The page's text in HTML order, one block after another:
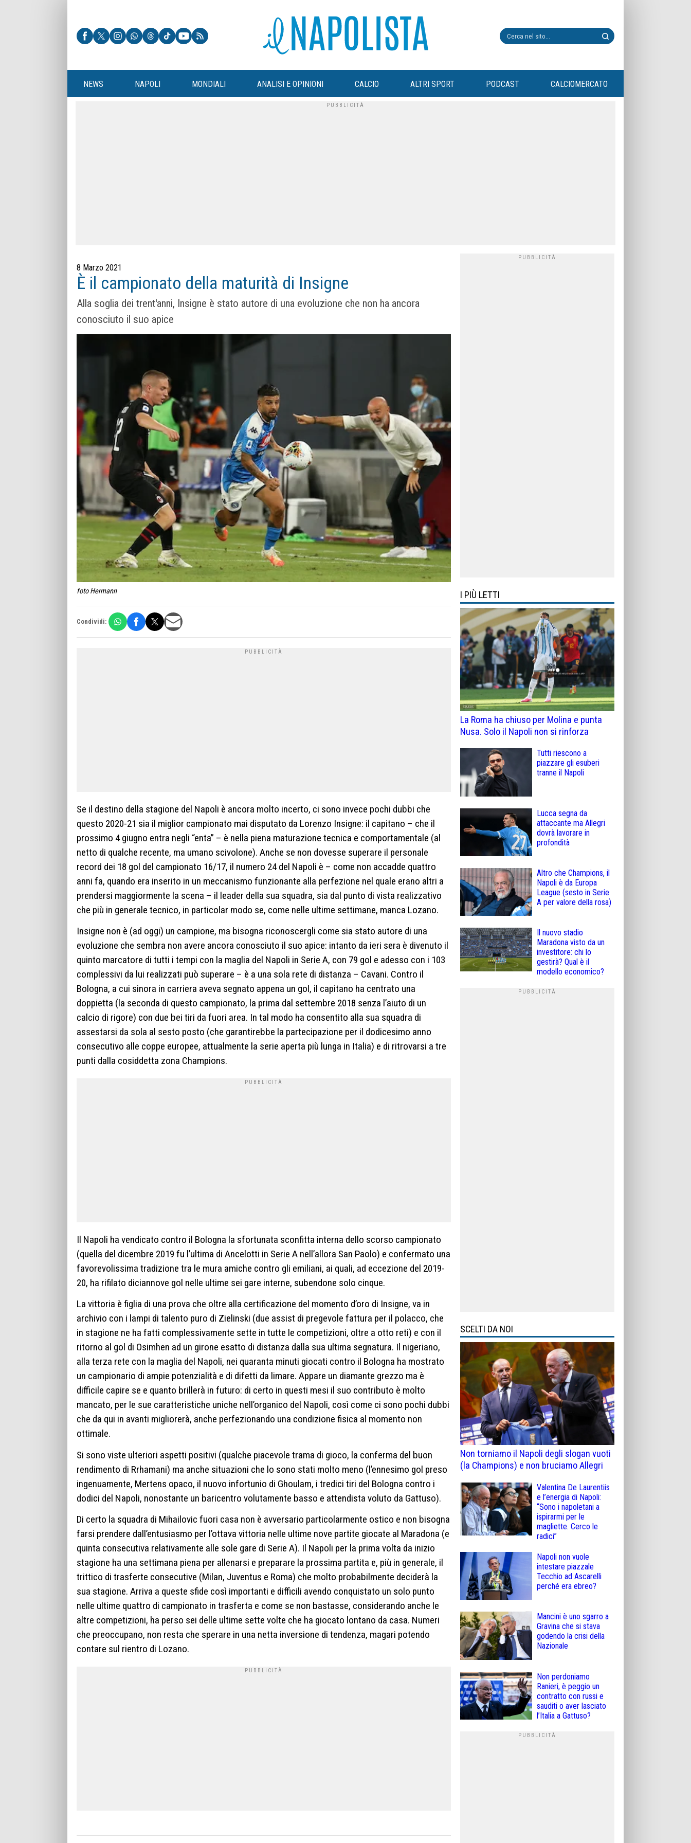
NEWS NAPOLI MONDIALI ANALISI E OPINIONI CALCIO ALTRI SPORT PODCAST CALCIOMERCATO
8 Marzo 2021
È il campionato della maturità di Insigne
Alla soglia dei trent'anni, Insigne è stato autore di una evoluzione che non ha ancora
conosciuto il suo apice
foto Hermann
Condividi:
Se il destino della stagione del Napoli è ancora molto incerto, ci sono invece pochi dubbi che
questo 2020-21 sia il miglior campionato mai disputato da Lorenzo Insigne: il capitano – che il
prossimo 4giugno entra negli “enta” – è nella piena maturazione tecnica e comportamentale (al
netto di qualche recente, ma umano scivolone). Anche se non dovesse superare il personale
record dei 18 gol del campionato 16/17, il numero 24 del Napoli è – come non accadde quattro
anni fa, quando era inserito in un meccanismo funzionante alla perfezione nel quale erano altri a
prendersi maggiormente la scena – il leader della sua squadra, sia dal punto di vista realizzativo
che più in generale tecnico, in particolar modo se, come nelle ultime settimane, manca Lozano.
Insigne non è (ad oggi) un campione, ma bisogna riconoscergli come sia stato autore di una
evoluzione che sembra non avere ancora conosciuto il suo apice: intanto da ieri sera è divenuto il
quinto marcatore di tutti i tempi con la maglia del Napoli in Serie A, con 79 gol e adesso con i 103
complessivi da lui realizzati può superare – è a una sola rete di distanza – Cavani. Contro il
Bologna, a cui sinora in carriera aveva segnato appena un gol, il capitano ha centrato una
doppietta (la seconda di questo campionato, la prima dal settembre 2018 senza l’aiuto di un
calcio di rigore) con due bei tiri da fuori area. In tal modo ha consentito alla sua squadra di
assestarsi da sola al sesto posto (che garantirebbe la partecipazione per il dodicesimo anno
consecutivo alle coppe europee, attualmente la serie aperta più lunga in Italia) e di ritrovarsi a tre
punti dalla cosiddetta zona Champions.
Il Napoli ha vendicato contro il Bologna la sfortunata sconfitta interna dello scorso campionato
(quella del dicembre 2019 fu l’ultima di Ancelotti in Serie A nell’allora San Paolo) e confermato una
favorevolissima tradizione tra le mura amiche contro gli emiliani, ai quali, ad eccezione del 2019-
20, ha rifilato diciannove gol nelle ultime sei gare interne, subendone solo cinque.
La vittoria è figlia di una prova che oltre alla certificazione del momento d’oro di Insigne, va in
archivio con i lampi di talento puro di Zielinski (due assist di pregevole fattura per il polacco, che
in stagione ne ha fatti complessivamente sette in tutte le competizioni, oltre a otto reti) e con il
ritorno al gol di Osimhen ad un girone esatto di distanza dalla sua ultima segnatura. Il nigeriano,
alla terza rete con la maglia del Napoli, nei quaranta minuti giocati contro il Bologna ha mostrato
un campionario di ampie potenzialità e di difetti da limare. Appare un diamante grezzo ma è
difficile capire se e quanto brillerà in futuro: di certo in questi mesi il suo contributo è molto
mancato, per le sue caratteristiche uniche nell’organico del Napoli, così come ci sono pochi dubbi
che da qui in avanti migliorerà, anche perfezionando una condizione fisica al momento non
ottimale.
Si sono viste ulteriori aspetti positivi (qualche piacevole trama di gioco, la conferma del buon
rendimento di Rrhamani) ma anche situazioni che lo sono stati molto meno (l’ennesimo gol preso
ingenuamente, Mertens opaco, il nuovo infortunio di Ghoulam, i tredici tiri del Bologna contro i
dodici del Napoli, nonostante un baricentro volutamente basso e attendista voluto da Gattuso).
Di certo la squadra di Mihailovic fuori casa non è avversario particolarmente ostico e non bisogna
farsi prendere dall’entusiasmo per l’ottava vittoria nelle ultime nove partite giocate al Maradona (e
quinta consecutiva relativamente alle sole gare di Serie A). Il Napoli per la prima volta da inizio
stagione ha una settimana piena per allenarsi e preparare la prossima partita e, più in generale, il
trittico di trasferte consecutive (Milan, Juventus e Roma) che molto probabilmente deciderà la
sua stagione. Arriva a queste sfide così importanti e difficili avendo conquistato un solo punto
nelle ultime quattro di campionato in trasferta e come se non bastasse, considerando anche le
altre competizioni, ha perso sei delle ultime sette volte che ha giocato lontano da casa. Numeri
che preoccupano, non resta che sperare in una netta inversione di tendenza, magari potendo
contare sul rientro di Lozano.
I PIÙ LETTI
La Roma ha chiuso per Molina e punta
Nusa. Solo il Napoli non si rinforza
Tutti riescono a
piazzare gli esuberi
tranne il Napoli
Lucca segna da
attaccante ma Allegri
dovrà lavorare in
profondità
Altro che Champions, il
Napoli è da Europa
League (sesto in Serie
A per valore della rosa)
Il nuovo stadio
Maradona visto da un
investitore: chi lo
gestirà? Qual è il
modello economico?
SCELTI DA NOI
Non torniamo il Napoli degli slogan vuoti
(la Champions) e non bruciamo Allegri
Valentina De Laurentiis
e l’energia di Napoli:
“Sono i napoletani a
ispirarmi per le
magliette. Cerco le
radici”
Napoli non vuole
intestare piazzale
Tecchio ad Ascarelli
perché era ebreo?
Mancini è uno sgarro a
Gravina che si stava
godendo la crisi della
Nazionale
Non perdoniamo
Ranieri, è peggio un
contratto con russi e
sauditi o aver lasciato
l’Italia a Gattuso?